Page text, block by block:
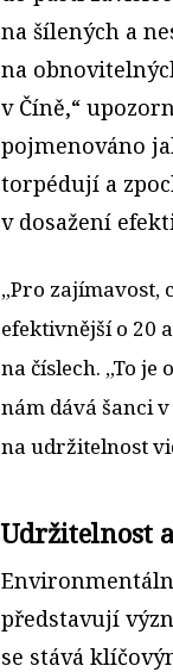
na šílených a
na
v Číně,“
pojmenováno
torpédují a
v dosažení
„Pro
efektivnější o 20
na číslech. „To
nám dává šanci
na udržitelnost
Udržitelnost
představují
se stává